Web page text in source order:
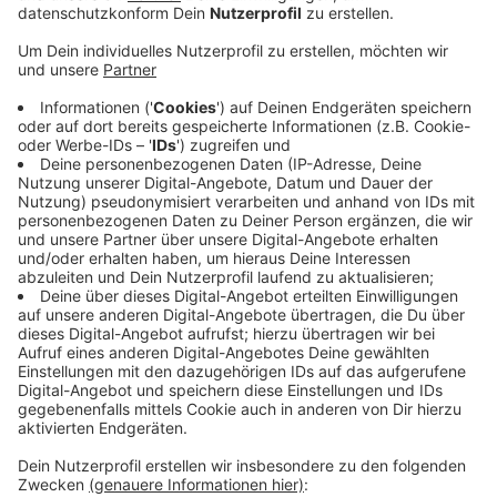
Anzeige
Der soll die Vereine dazu ermutigen, von ihren Trainern
und Betreuern ein erweitertes Führungszeugnis zu
verlangen, wenn sie sich in der Jugendarbeit
engagieren. Das sei ein wichtiges Signal, dass Kinder
im Verein sicher sind. Eine Pflicht dazu soll es aber
nicht geben. Außerdem sollen die Vereine dazu
ermutigt werden, ein Kinderschutzkonzept zu
erstellen. Bisher hat nur jeder fünfte Sportverein mit
Jugendabteilung in Mönchengladbach ein
Kinderschutzkonzept oder entwickelt gerade eines.
Hilfsmaterial dafür gibt es hier.
Anzeige